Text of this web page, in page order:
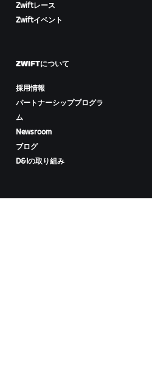
Zwiftレース
Zwiftイベント
ZWIFTについて
採用情報
パートナーシッププログラ
ム
Newsroom
ブログ
D&Iの取り組み